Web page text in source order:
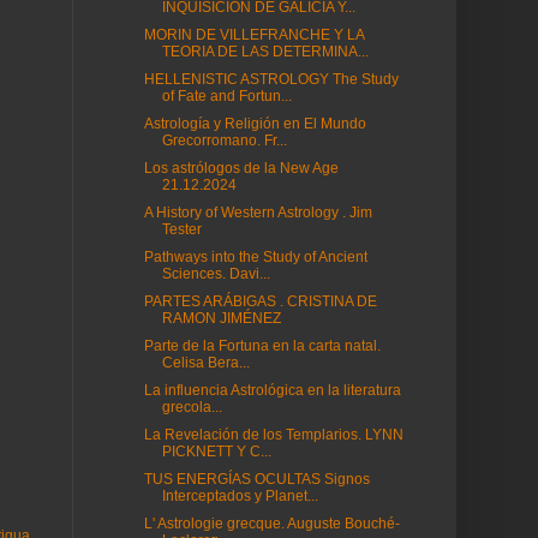
INQUISICIÓN DE GALICIA Y...
MORIN DE VILLEFRANCHE Y LA
TEORIA DE LAS DETERMINA...
HELLENISTIC ASTROLOGY The Study
of Fate and Fortun...
Astrología y Religión en El Mundo
Grecorromano. Fr...
Los astrólogos de la New Age
21.12.2024
A History of Western Astrology . Jim
Tester
Pathways into the Study of Ancient
Sciences. Davi...
PARTES ARÁBIGAS . CRISTINA DE
RAMON JIMÉNEZ
Parte de la Fortuna en la carta natal.
Celisa Bera...
La influencia Astrológica en la literatura
grecola...
La Revelación de los Templarios. LYNN
PICKNETT Y C...
TUS ENERGÍAS OCULTAS Signos
Interceptados y Planet...
L' Astrologie grecque. Auguste Bouché-